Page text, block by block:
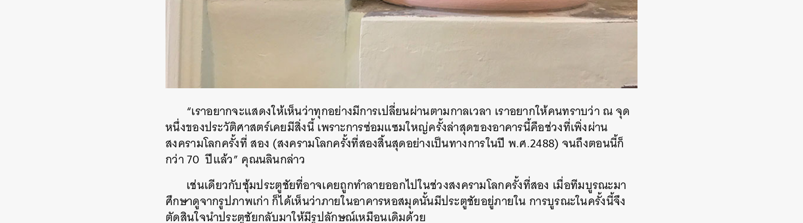
“เราอยากจะแสดงให้เห็นว่าทุกอย่างมีการเปลี่ยนผ่านตามกาลเวลา เราอยากให้คนทราบว่า ณ จุด
หนึ่งของประวัติศาสตร์เคยมีสิ่งนี้ เพราะการซ่อมแซมใหญ่ครั้งล่าสุดของอาคารนี้คือช่วงที่เพิ่งผ่าน
สงครามโลกครั้งที่ สอง (สงครามโลกครั้งที่สองสิ้นสุดอย่างเป็นทางการในปี พ.ศ.2488) จนถึงตอนนี้ก็
กว่า 70 ปีแล้ว” คุณนลินกล่าว
เช่นเดียวกับซุ้มประตูชัยที่อาจเคยถูกทำลายออกไปในช่วงสงครามโลกครั้งที่สอง เมื่อทีมบูรณะมา
ศึกษาดูจากรูปภาพเก่า ก็ได้เห็นว่าภายในอาคารหอสมุดนั้นมีประตูชัยอยู่ภายใน การบูรณะในครั้งนี้จึง
ตัดสินใจนำประตูชัยกลับมาให้มีรูปลักษณ์เหมือนเดิมด้วย